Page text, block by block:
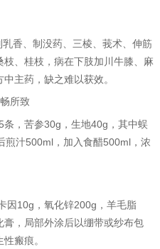
香、制没药、三棱、莪术、伸筋
、桂枝，病在下肢加川牛膝、麻
主药，缺之难以获效。
所致
，苦参30g，生地40g，其中蜈
煎汁500ml，加入食醋500ml，浓
10g，氧化锌200g，羊毛脂
，局部外涂后以绷带或纱布包
瘢痕。